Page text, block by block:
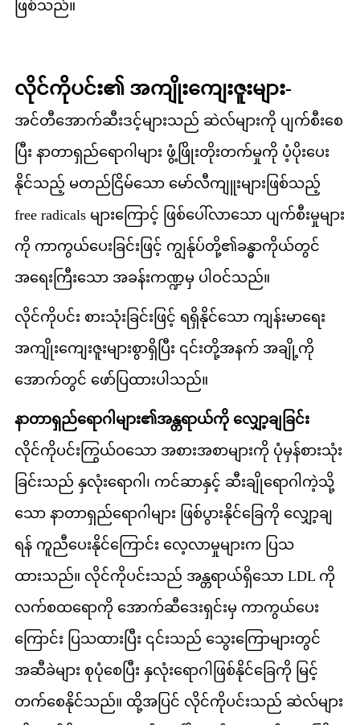
ဖြစ်သည်။
လိုင်ကိုပင်း၏ အကျိုးကျေးဇူးများ-
အင်တီအောက်ဆီးဒင့်များသည် ဆဲလ်များကို ပျက်စီးစေ
ပြီး နာတာရှည်ရောဂါများ ဖွံ့ဖြိုးတိုးတက်မှုကို ပံ့ပိုးပေး
နိုင်သည့် မတည်ငြိမ်သော မော်လီကျူးများဖြစ်သည့်
free radicals များကြောင့် ဖြစ်ပေါ်လာသော ပျက်စီးမှုများ
ကို ကာကွယ်ပေးခြင်းဖြင့် ကျွန်ုပ်တို့၏ခန္ဓာကိုယ်တွင်
အရေးကြီးသော အခန်းကဏ္ဍမှ ပါဝင်သည်။
လိုင်ကိုပင်း စားသုံးခြင်းဖြင့် ရရှိနိုင်သော ကျန်းမာရေး
အကျိုးကျေးဇူးများစွာရှိပြီး ၎င်းတို့အနက် အချို့ကို
အောက်တွင် ဖော်ပြထားပါသည်။
နာတာရှည်ရောဂါများ၏အန္တရာယ်ကို လျှော့ချခြင်း
လိုင်ကိုပင်းကြွယ်ဝသော အစားအစာများကို ပုံမှန်စားသုံး
ခြင်းသည် နှလုံးရောဂါ၊ ကင်ဆာနှင့် ဆီးချိုရောဂါကဲ့သို့
သော နာတာရှည်ရောဂါများ ဖြစ်ပွားနိုင်ခြေကို လျှော့ချ
ရန် ကူညီပေးနိုင်ကြောင်း လေ့လာမှုများက ပြသ
ထားသည်။ လိုင်ကိုပင်းသည် အန္တရာယ်ရှိသော LDL ကို
လက်စထရောကို အောက်ဆီဒေးရှင်းမှ ကာကွယ်ပေး
ကြောင်း ပြသထားပြီး ၎င်းသည် သွေးကြောများတွင်
အဆီခဲများ စုပုံစေပြီး နှလုံးရောဂါဖြစ်နိုင်ခြေကို မြင့်
တက်စေနိုင်သည်။ ထို့အပြင် လိုင်ကိုပင်းသည် ဆဲလ်များ